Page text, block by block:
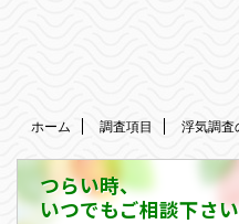
ホーム 調査項目 浮気調査
つらい時、
いつでもご相談下さい